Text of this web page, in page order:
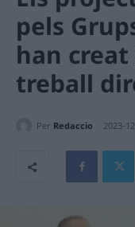
pels
han creat
treball
Per Redaccio 2023-